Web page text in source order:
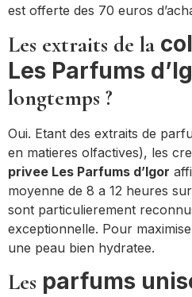
est offerte des 70 euros
Les extraits de la
Les Parfums
longtemps ?
Oui. Etant des extraits de
en matieres olfactives), les
privee Les Parfums d’Igor
moyenne de 8 a 12 heures
sont particulierement
exceptionnelle. Pour
une peau bien hydratee.
Les parfums